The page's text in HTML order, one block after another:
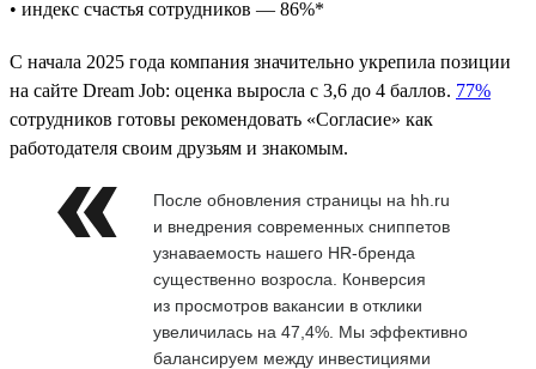
• индекс счастья сотрудников — 86%*
С начала 2025 года компания значительно укрепила позиции
на сайте Dream Job: оценка выросла с 3,6 до 4 баллов. 77%
сотрудников готовы рекомендовать «Согласие» как
работодателя своим друзьям и знакомым.
После обновления страницы на hh.ru
и внедрения современных сниппетов
узнаваемость нашего HR-бренда
существенно возросла. Конверсия
из просмотров вакансии в отклики
увеличилась на 47,4%. Мы эффективно
балансируем между инвестициями